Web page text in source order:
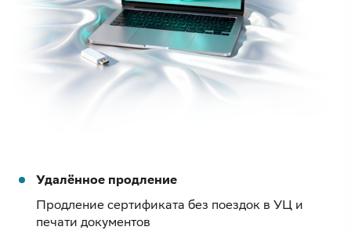
Удалённое продление
Продление сертификата без поездок в УЦ и
печати документов